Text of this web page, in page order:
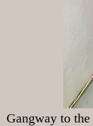
Gangway to the